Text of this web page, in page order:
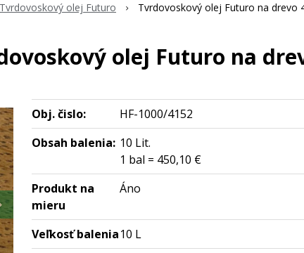
Tvrdovoskový olej Futuro Tvrdovoskový olej Futuro na drevo
olej Futuro na
Obj. čislo:
HF-1000/4152
Obsah balenia: 10 Lit.
1 bal = 450,10 €
Produkt na
mieru
Áno
Veľkosť balenia10 L